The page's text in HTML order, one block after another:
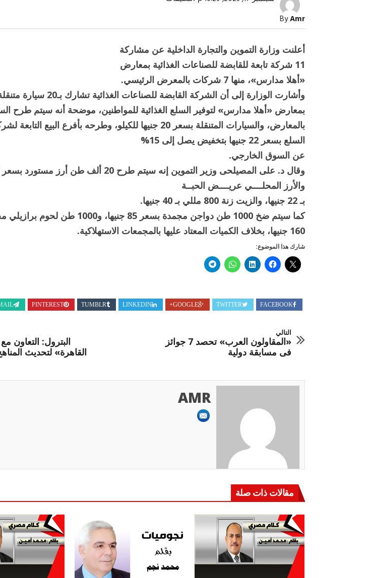
ByAmr
مواد
فى
معارض
«أهلا
مدارس»
مغلقة
أعلنت وزارة التموين والتجارة الداخلية عن مشاركة
11 شركة تابعة للقابضة للصناعات الغذائية بمعارض
«أهلا مدارس»، منها 7 شركات بالمعرض الرئيسي.
وأشارت الوزارة إلى أن الشركة القابضة للصناعات
بمعارض «أهلا مدارس» لتوفير السلع الغذائية للمواطنين، موضحة أنه سيتم طرح
بالمعارض، والسيارات المتنقلة بسعر 20 جنيها للكيلو، وطرحه بأفرع البيع
السلع بسعر 22 جنيها بتخفيض يصل إلى 15%
عن السوق الخارجي.
والأرز المحلــــي عريــــض الحبــة
بـ 22 جنيها، والزيت زنة 800 مللي بـ 40 جنيها.
كما سيتم ضخ 1000 طن دواجن مجمدة بسعر 85 جنيها،
160 جنيها، بخلاف الكميات المعتاد عليها بالمجمعات الاستهلاكية.
شارك هذا الموضوع:
FACEBOOK
TWITTER
GOOGLE+
LINKEDIN
TUMBLR
PINTEREST
البترول: التعاون
القاهرة» لتحديث
التالي
«المقاولون العرب» تحصد 7 جوائز
فى مسابقة دولية
AMR
مقالات ذات صلة
كيف تحمي مصر ثرواتها
جهاز مستقبل مصر نموذجا.. لماذا تُنشئ
الدول كيانات تنموية عملاقة؟